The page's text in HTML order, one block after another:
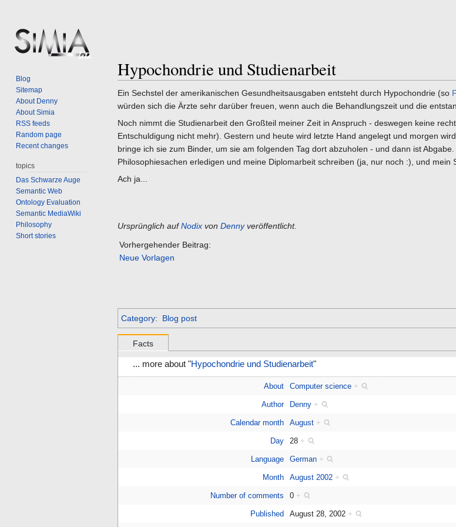
Hypochondrie und Studienarbeit
Jump
navigation
Jump
search
Ein Sechstel der amerikanischen Gesundheitsausgaben entsteht durch Hypochondrie (so
würden sich die Ärzte sehr darüber freuen, wenn auch die Behandlungszeit und die
Noch nimmt die Studienarbeit den Großteil meiner Zeit in Anspruch - deswegen keine
Entschuldigung nicht mehr). Gestern und heute wird letzte Hand angelegt und morgen
bringe ich sie zum Binder, um sie am folgenden Tag dort abzuholen - und dann ist
Philosophiesachen erledigen und meine Diplomarbeit schreiben (ja, nur noch :), und mein
Ach ja...
Ursprünglich aufNodix von Dennyveröffentlicht.
Vorhergehender Beitrag:
Neue Vorlagen
Category: Blog post
Facts
... more about "Hypochondrie und Studienarbeit"
About Computer science +
Author Denny +
Calendar month August +
Day 28 +
Language German +
Month August 2002 +
Number of comments 0 +
Published August 28, 2002 +
Blog
Sitemap
About Denny
About Simia
RSS feeds
Random page
Recent changes
topics
Das Schwarze Auge
Semantic Web
Ontology Evaluation
Semantic MediaWiki
Philosophy
Short stories